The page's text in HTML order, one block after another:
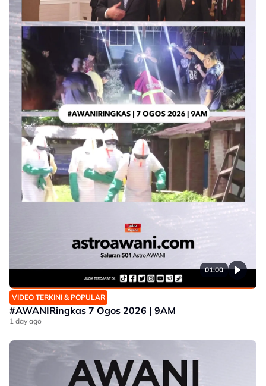
01:00
VIDEO TERKINI & POPULAR
#AWANIRingkas 7 Ogos 2026 | 9AM
1 day ago